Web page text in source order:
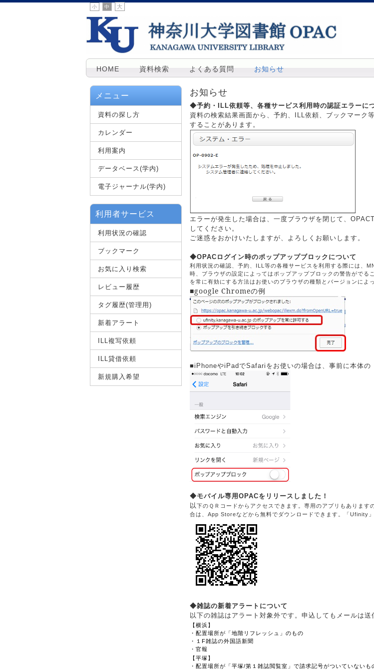
小 中 大
HOME 資料検索 よくある質問 お知らせ
メニュー
資料の探し方
カレンダー
利用案内
データベース(学内)
電子ジャーナル(学内)
利用者サービス
利用状況の確認
ブックマーク
お気に入り検索
レビュー履歴
タグ履歴(管理用)
新着アラート
ILL複写依頼
ILL貸借依頼
新規購入希望
お知らせ
◆予約・ILL依頼等、各種サービス利用時の認証エラーに
資料の検索結果画面から、予約、ILL依頼、ブックマーク
することがあります。
エラーが発生した場合は、一度ブラウザを閉じて、
してください。
ご迷惑をおかけいたしますが、よろしくお願いします。
◆OPACログイン時のポップアップブロックについて
利用状況の確認、予約、ILL等の各種サービスを利用する際には、
時、ブラウザの設定によってはポップアップブロックの警告がでる
を常に有効にする方法はお使いのブラウザの種類とバージョンによ
■google Chromeの例
■iPhoneやiPadでSafariをお使いの場合は、事前に本体の
◆モバイル専用OPACをリリースしました！
以下のＱＲコードからアクセスできます。専用のアプリもありま
合は、App Storeなどから無料でダウンロードできます。「Ufinity
◆雑誌の新着アラートについて
以下の雑誌はアラート対象外です。申込してもメールは送
【横浜】
・配置場所が「地階リフレッシュ」のもの
・１F雑誌の外国語新聞
・官報
【平塚】
・配置場所が「平塚/第１雑誌閲覧室」で請求記号がついていないも